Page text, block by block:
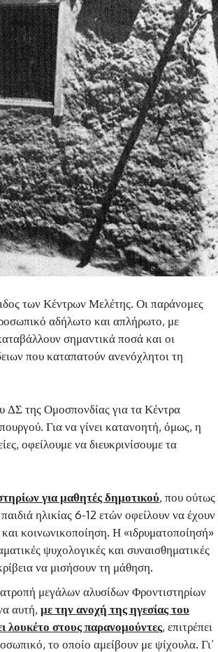
των Κέντρων Μελέτης. Οι παράνομες
αδήλωτο και απλήρωτο, με
σημαντικά ποσά και οι
που καταπατούν ανενόχλητοι τη
ΔΣ της Ομοσπονδίας για τα Κέντρα
Για να γίνει κατανοητή, όμως, η
οφείλουμε να διευκρινίσουμε τα
για μαθητές δημοτικού, που ούτως
ηλικίας 6-12 ετών οφείλουν να έχουν
κοινωνικοποίηση. Η «ιδρυματοποίησή»
ψυχολογικές και συναισθηματικές
να μισήσουν τη μάθηση.
μεγάλων αλυσίδων Φροντιστηρίων
αυτή, με την ανοχή της ηγεσίας του
λουκέτο στους παρανομούντες, επιτρέπει
το οποίο αμείβουν με ψίχουλα. Γι’